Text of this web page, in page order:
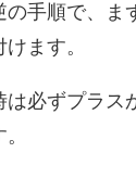
の手順で、ま
ます。
必ずプラス